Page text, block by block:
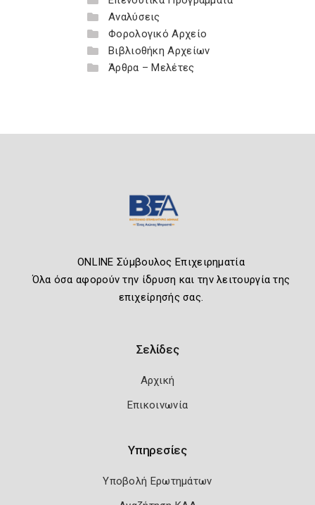
Αναλύσεις
Φορολογικό Αρχείο
Βιβλιοθήκη Αρχείων
Άρθρα – Μελέτες
ONLINE Σύμβουλος Επιχειρηματία
Όλα όσα αφορούν την ίδρυση και την λειτουργία της
επιχείρησής σας.
Σελίδες
Αρχική
Επικοινωνία
Υπηρεσίες
Υποβολή Ερωτημάτων